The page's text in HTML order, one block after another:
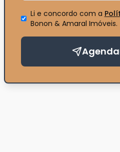
Li e concordo com a
Bonon & Amaral Imóveis.